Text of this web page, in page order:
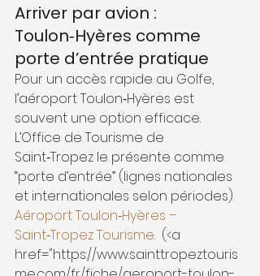
Arriver par avion :
Toulon‑Hyères comme
porte d’entrée pratique
Pour un accès rapide au Golfe,
l’aéroport Toulon‑Hyères est
souvent une option efficace.
L’Office de Tourisme de
Saint‑Tropez le présente comme
“porte d’entrée” (lignes nationales
et internationales selon périodes).
Aéroport Toulon‑Hyères –
Saint‑Tropez Tourisme. (<a
href="https://www.sainttropeztouris